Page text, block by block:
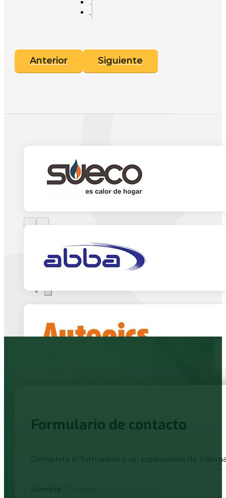
Anterior Siguiente
Formulario de contacto
Completa el formulario y un especialista de
Nombre